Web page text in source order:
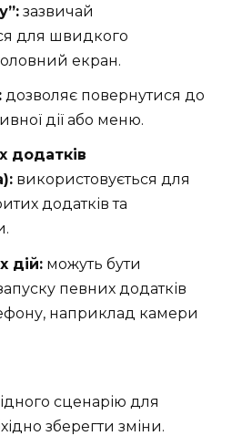
зазвичай
для швидкого
екран.
дозволяє повернутися до
дії або меню.
додатків
використовується для
додатків та
дій: можуть бути
певних додатків
наприклад камери
сценарію для
зберегти зміни.